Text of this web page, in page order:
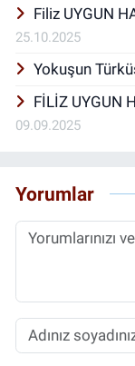
Filiz UYGUN
25.10.2025
Yokuşun
FİLİZ UYGUN
09.09.2025
Yorumlar